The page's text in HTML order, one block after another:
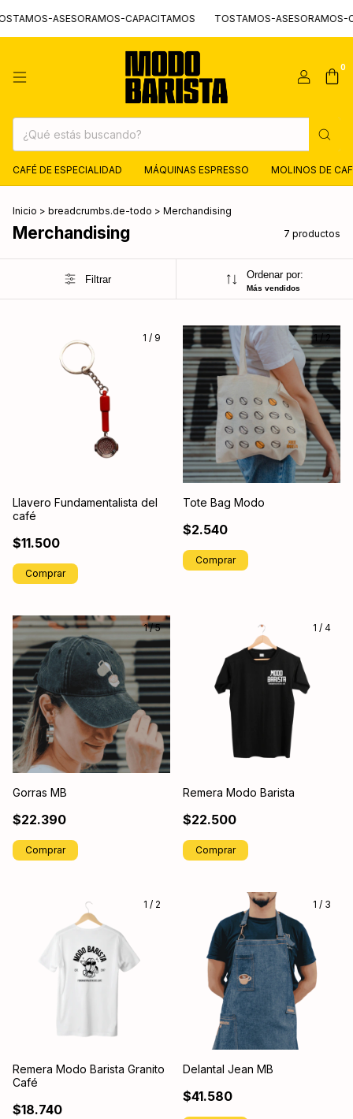
ASESORAMOS-CAPACITAMOS TOSTAMOS-ASESORAMOS-
0
CAFÉ DE ESPECIALIDAD MÁQUINAS ESPRESSO MOLINOS DE
Inicio > breadcrumbs.de-todo > Merchandising
Merchandising 7 productos
Filtrar Ordenar por:
Más vendidos
1 / 9
Llavero Fundamentalista del
café
$11.500
Comprar
1/2
Tote Bag Modo
$2.540
Comprar
1/5
Gorras MB
$22.390
Comprar
1 / 4
Remera Modo Barista
$22.500
Comprar
1 / 2
Remera Modo Barista Granito
Café
$18.740
1 / 3
Delantal Jean MB
$41.580